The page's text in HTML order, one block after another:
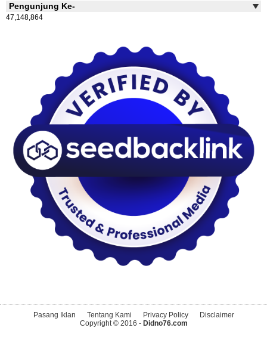
Pengunjung Ke-
47,148,864
Pasang Iklan Tentang Kami Privacy Policy
Disclaimer
Copyright © 2016 - Didno76.com